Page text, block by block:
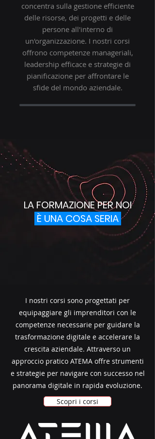
concentra sulla gestione efficiente
delle risorse, dei progetti e delle
persone all'interno di
un'organizzazione. I nostri corsi
offrono competenze manageriali,
leadership efficace e strategie di
pianificazione per affrontare le
sfide del mondo aziendale.
LA FORMAZIONE PER NOI
È UNA COSA SERIA
I nostri corsi sono progettati per
equipaggiare gli imprenditori con le
competenze necessarie per guidare la
trasformazione digitale e accelerare la
crescita aziendale. Attraverso un
approccio pratico ATEMA offre strumenti
e strategie per navigare con successo nel
panorama digitale in rapida evoluzione.
Scopri i corsi